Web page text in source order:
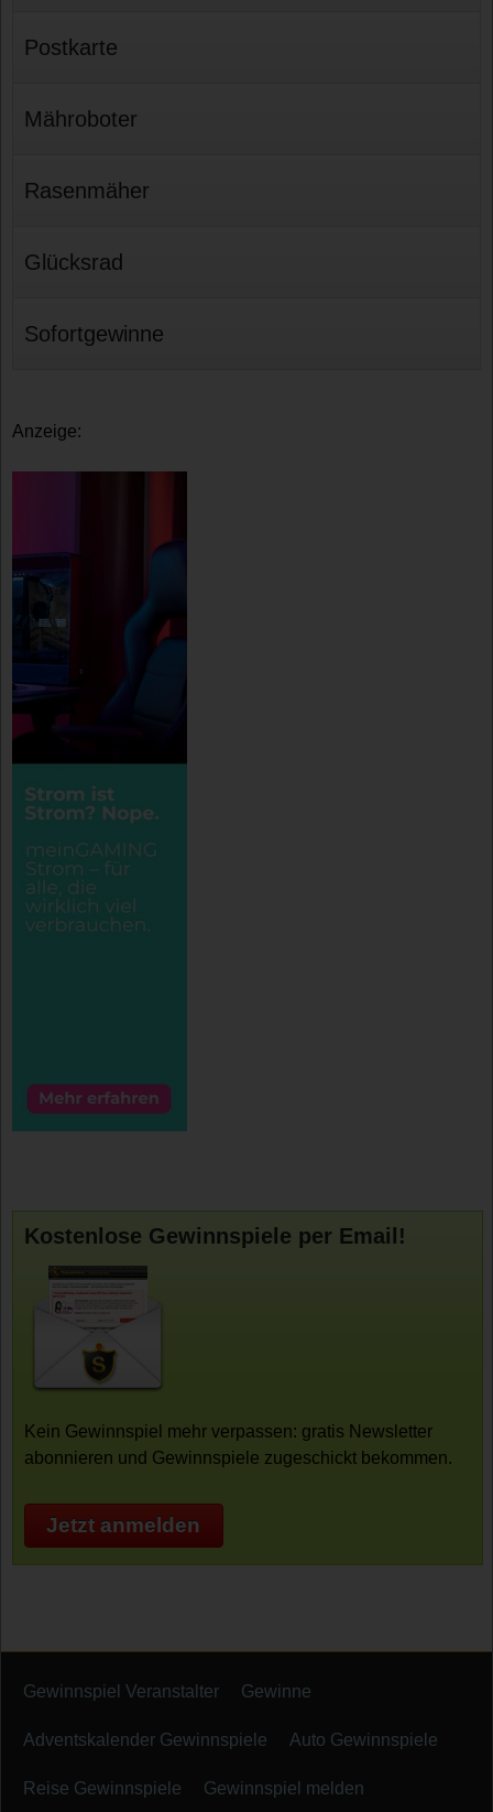
Postkarte
Mähroboter
Rasenmäher
Glücksrad
Sofortgewinne
Anzeige:
Kostenlose Gewinnspiele per Email!
Kein Gewinnspiel mehr verpassen: gratis Newsletter
abonnieren und Gewinnspiele zugeschickt bekommen.
Jetzt anmelden
Gewinnspiel Veranstalter Gewinne
Adventskalender Gewinnspiele Auto Gewinnspiele
Reise Gewinnspiele Gewinnspiel melden